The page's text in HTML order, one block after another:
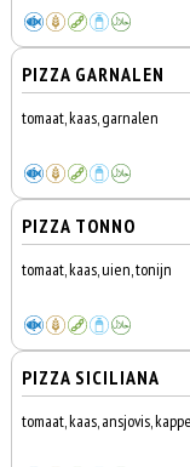
PIZZA GARNALEN
tomaat, kaas, garnalen
PIZZA TONNO
tomaat, kaas, uien, tonijn
PIZZA SICILIANA
tomaat, kaas, ansjovis,